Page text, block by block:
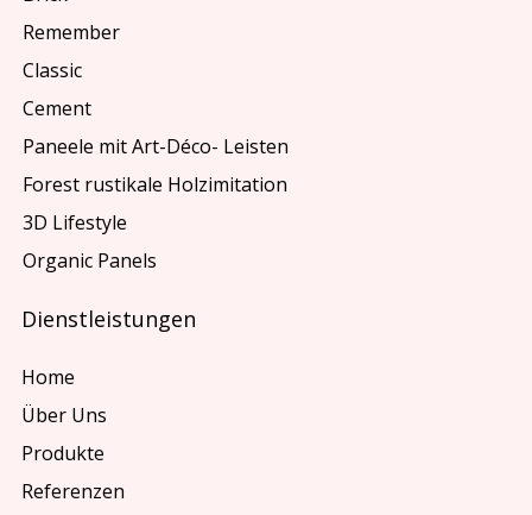
Remember
Classic
Cement
Paneele mit Art-Déco- Leisten
Forest rustikale Holzimitation
3D Lifestyle
Organic Panels
Dienstleistungen
Home
Über Uns
Produkte
Referenzen